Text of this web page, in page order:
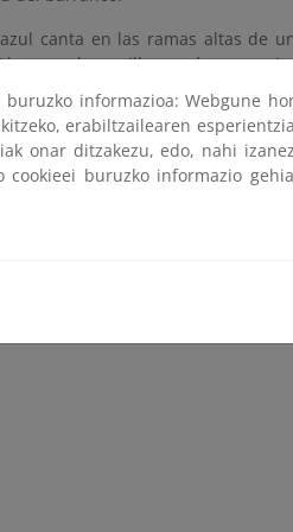
canta en las ramas altas de
un herrerillo común y un
hace valer su tamaño, y
oiremos tamborilear desde el
la naturaleza proporciona
buruzko informazioa: Webgune
erabiltzailearen
onar ditzakezu, edo, nahi
cookieei buruzko informazio